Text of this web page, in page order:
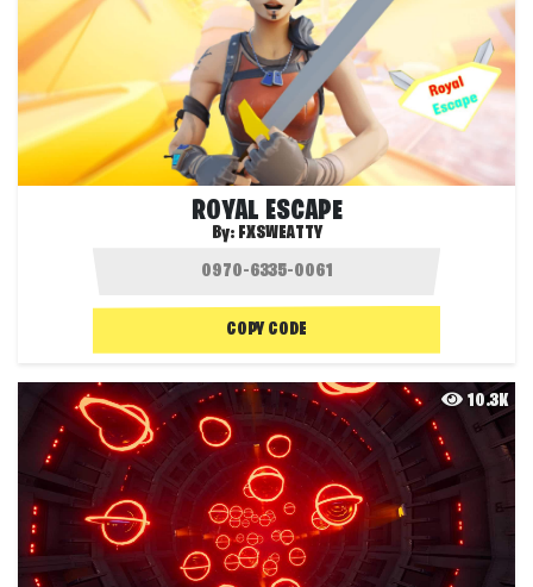
ROYAL ESCAPE
By: FXSWEATTY
COPY CODE
10.3K